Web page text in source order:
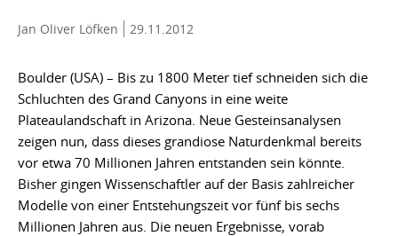
Jan Oliver Löfken 29.11.2012
Boulder (USA) – Bis zu 1800 Meter tief schneiden sich die
Schluchten des Grand Canyons in eine weite
Plateaulandschaft in Arizona. Neue Gesteinsanalysen
zeigen nun, dass dieses grandiose Naturdenkmal bereits
vor etwa 70 Millionen Jahren entstanden sein könnte.
Bisher gingen Wissenschaftler auf der Basis zahlreicher
Modelle von einer Entstehungszeit vor fünf bis sechs
Millionen Jahren aus. Die neuen Ergebnisse, vorab